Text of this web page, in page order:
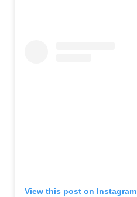
View this post on Instagram